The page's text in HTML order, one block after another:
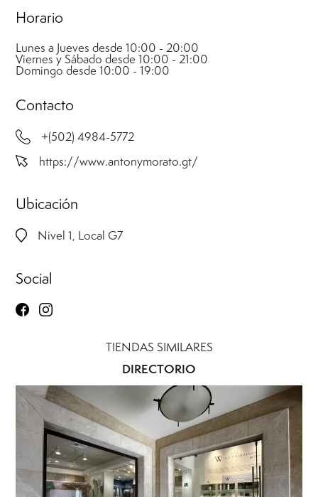
Horario
Lunes a Jueves desde 10:00 - 20:00
Viernes y Sábado desde 10:00 - 21:00
Domingo desde 10:00 - 19:00
Contacto
+(502) 4984-5772
https://www.antonymorato.gt/
Ubicación
Nivel 1, Local G7
Social
TIENDAS SIMILARES
DIRECTORIO